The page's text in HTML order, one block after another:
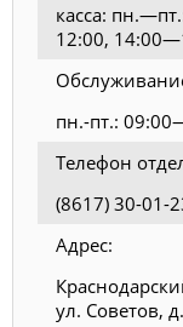
касса:
12:00,
пн.-пт.:
Телефон
(8617) 30-01-
Адрес:
ул. Советов,